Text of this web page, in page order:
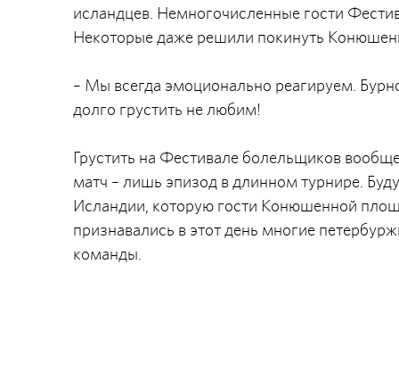
исландцев. Немногочисленные гости
Некоторые даже решили покинуть
– Мы всегда эмоционально реагируем.
долго грустить не любим!
Грустить на Фестивале болельщиков
матч – лишь эпизод в длинном турнире.
Исландии, которую гости Конюшенной
признавались в этот день многие
команды.